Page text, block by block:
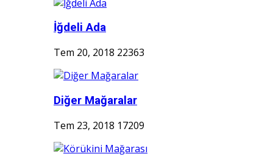
İğdeli Ada
Tem 20, 2018 22363
Diğer Mağaralar
Tem 23, 2018 17209